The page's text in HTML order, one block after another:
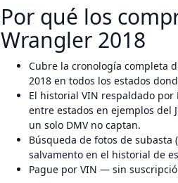
Por qué los
Wrangler 2018
Cubre la cronología completa
2018 en todos los estados
El historial VIN respaldado por
entre estados en ejemplos del
un solo DMV no captan.
Búsqueda de fotos de
salvamento en el historial de
Pague por VIN — sin